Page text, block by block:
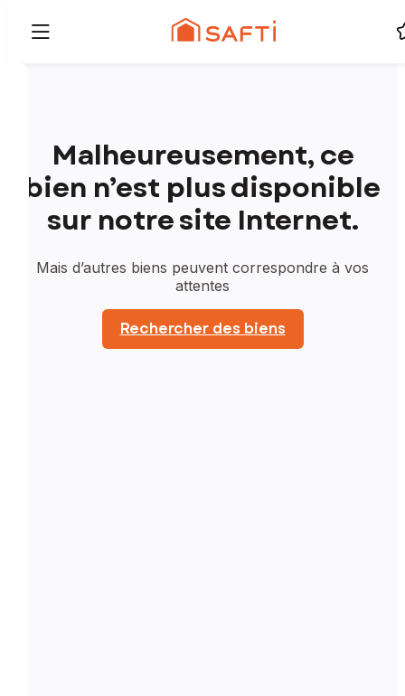
Malheureusement, ce
bien n’est plus disponible
sur notre site Internet.
Mais d’autres biens peuvent correspondre à vos
attentes
Rechercher des biens